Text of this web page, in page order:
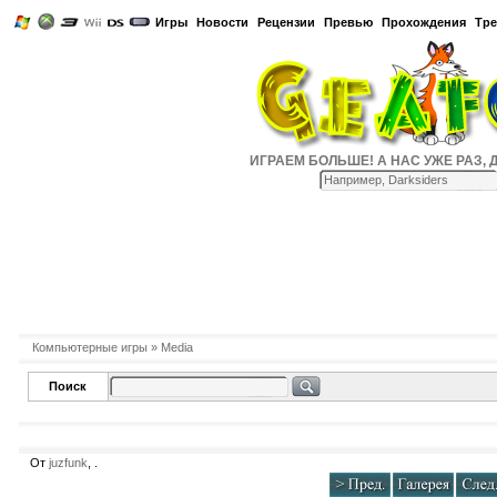
Игры Новости Рецензии Превью Прохождения
ИГРАЕМ БОЛЬШЕ! А НАС УЖЕ РАЗ,
Компьютерные игры » Media
Поиск
От juzfunk